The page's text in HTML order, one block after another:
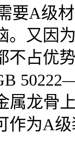
要A级
。又因
不占优
属龙骨
作为A